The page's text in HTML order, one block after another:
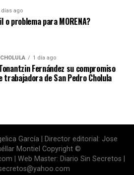
días ago
o problema para MORENA?
1 día ago
Fernández su compromiso
trabajadora de San Pedro Cholula
García | Director editorial: Jose
Montiel Copyright ©
| Web Master: Diario Sin Secretos |